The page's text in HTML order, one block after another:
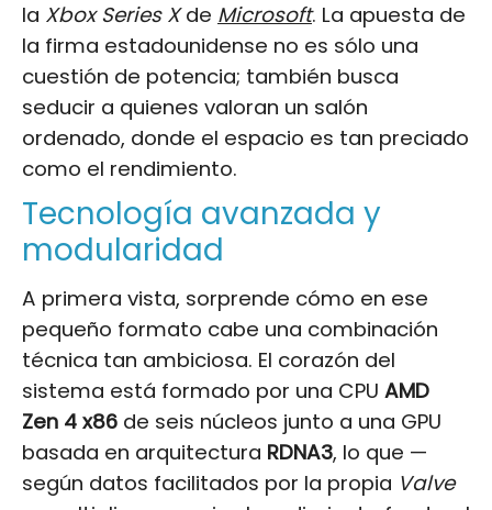
la Xbox Series Xde Microsoft. La apuesta de
la firma estadounidense no es sólo una
cuestión de potencia; también busca
seducir a quienes valoran un salón
ordenado, donde el espacio es tan preciado
como el rendimiento.
Tecnología avanzada y
modularidad
A primera vista, sorprende cómo en ese
pequeño formato cabe una combinación
técnica tan ambiciosa. El corazón del
sistema está formado por una CPU AMD
Zen 4 x86 de seis núcleos junto a una GPU
basada en arquitectura RDNA3, lo que —
según datos facilitados por la propia Valve